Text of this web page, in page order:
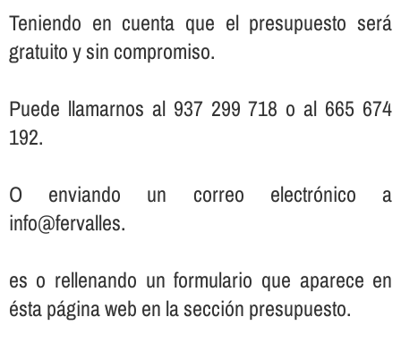
Teniendo en cuenta que el presupuesto será
gratuito y sin compromiso.
Puede llamarnos al 937 299 718 o al 665 674
192.
O enviando un correo electrónico a
info@fervalles.
es o rellenando un formulario que aparece en
ésta página web en la sección presupuesto.